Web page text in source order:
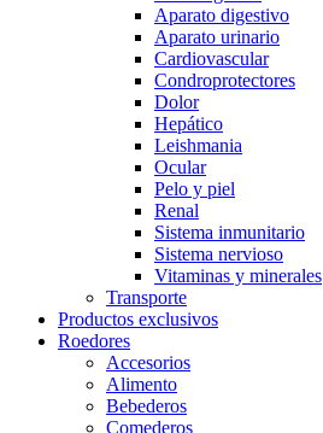
Aparato digestivo
Aparato urinario
Cardiovascular
Condroprotectores
Dolor
Hepático
Leishmania
Ocular
Pelo y piel
Renal
Sistema inmunitario
Sistema nervioso
Vitaminas y minerales
Transporte
Productos exclusivos
Roedores
Accesorios
Alimento
Bebederos
Comederos